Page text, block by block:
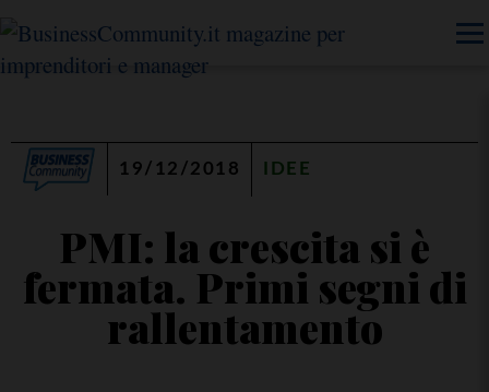
19/12/2018 IDEE
PMI: la crescita si è
fermata. Primi segni di
rallentamento